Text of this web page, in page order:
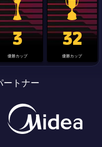
trophy
label.aria.clubworldcup
3
優勝カップ
国王杯
32
優勝カップ
ートナー